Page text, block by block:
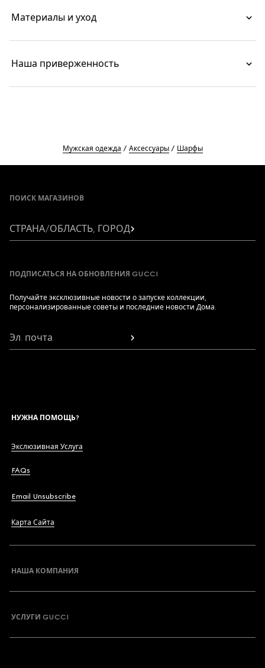
Материалы и уход
Наша приверженность
Мужская одежда Аксессуары Шарфы
ПОИСК МАГАЗИНОВ
СТРАНА/ОБЛАСТЬ, ГОРОД
ПОДПИСАТЬСЯ НА ОБНОВЛЕНИЯ GUCCI
Получайте эксклюзивные новости о запуске коллекции,
персонализированные советы и последние новости Дома.
Эл. почта
НУЖНА ПОМОЩЬ?
Экслюзивная Услуга
FAQs
Email Unsubscribe
Карта Сайта
НАША КОМПАНИЯ
УСЛУГИ GUCCI